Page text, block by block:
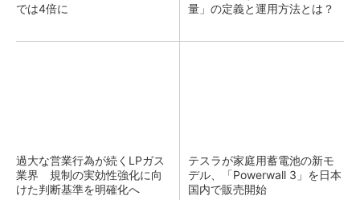
では4倍に
量」の定義と運用方法とは？
過大な営業行為が続くLPガス
業界 規制の実効性強化に向
けた判断基準を明確化へ
テスラが家庭用蓄電池の新モ
デル、「Powerwall 3」を日本
国内で販売開始